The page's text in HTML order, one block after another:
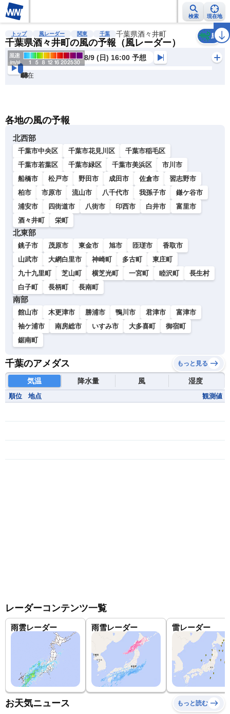
検索 現在地
雨雲レーダー 台風情報 地震情報 警報・注意報 2週間天気 ラ
トップ 風レーダー 関東 千葉 千葉県酒々井町
千葉県酒々井町の風の予報（風レーダー）
風
8/9 (日) 16:00 予想
現在
6h
12
24
36
48
60
72
各地の風の予報
北西部
千葉市中央区 千葉市花見川区
千葉市稲毛区
千葉市若葉区
千葉市緑区 千葉市美浜区
市川市
船橋市
松戸市 野田市 成田市 佐倉市
習志野市
柏市
市原市 流山市 八千代市 我孫子市
鎌ケ谷市
浦安市
四街道市 八街市 印西市 白井市
富里市
酒々井町
栄町
北東部
銚子市 茂原市 東金市 旭市 匝瑳市
香取市
山武市
大網白里市 神崎町 多古町
東庄町
九十九里町
芝山町 横芝光町 一宮町 睦沢町
長生村
白子町
長柄町 長南町
南部
館山市 木更津市 勝浦市 鴨川市 君津市
富津市
袖ケ浦市
南房総市 いすみ市 大多喜町
御宿町
鋸南町
千葉のアメダス もっと見る
気温 降水量 風 湿度
順位 地点 観測値
レーダーコンテンツ一覧
雨雲レーダー 雨雪レーダー 雷レーダー
お天気ニュース もっと読む